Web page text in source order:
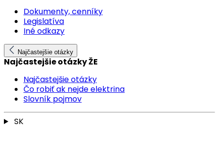
Dokumenty, cenníky
Legislatíva
Iné odkazy
Najčastejšie otázky
Najčastejšie otázky ŽE
Najčastejšie otázky
Čo robiť ak nejde elektrina
Slovník pojmov
SK